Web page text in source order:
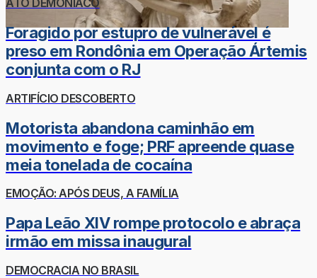
ATO DEMONÍACO
Foragido por estupro de vulnerável é
preso em Rondônia em Operação Ártemis
conjunta com o RJ
ARTIFÍCIO DESCOBERTO
Motorista abandona caminhão em
movimento e foge; PRF apreende quase
meia tonelada de cocaína
EMOÇÃO: APÓS DEUS, A FAMÍLIA
Papa Leão XIV rompe protocolo e abraça
irmão em missa inaugural
DEMOCRACIA NO BRASIL